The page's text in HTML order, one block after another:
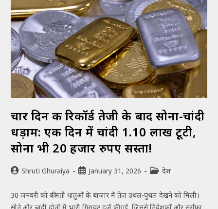
चार दिन की रिकॉर्ड तेजी के बाद सोना-चांदी
धड़ाम: एक दिन में चांदी ₹1.10 लाख टूटी,
सोना भी 20 हजार रुपए सस्ता!
Shruti Ghuraiya January 31, 2026 देश
30 जनवरी को कीमती धातुओं के बाजार में तेज उथल-पुथल देखने को मिली।
सोने और चांदी दोनों में भारी गिरावट दर्ज की गई, जिससे निवेशकों और सर्राफा